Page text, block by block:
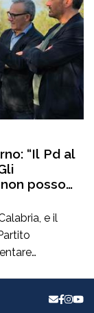
e Direttore
“Il Pd al
posso
e il
azienda è